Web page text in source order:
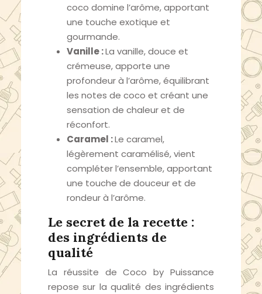
coco domine l’arôme, apportant
une touche exotique et
gourmande.
Vanille :La vanille, douce et
crémeuse, apporte une
profondeur à l’arôme, équilibrant
les notes de coco et créant une
sensation de chaleur et de
réconfort.
Caramel :Le caramel,
légèrement caramélisé, vient
compléter l’ensemble, apportant
une touche de douceur et de
rondeur à l’arôme.
Le secret de la recette :
des ingrédients de
qualité
La réussite de Coco by Puissance
repose sur la qualité des ingrédients